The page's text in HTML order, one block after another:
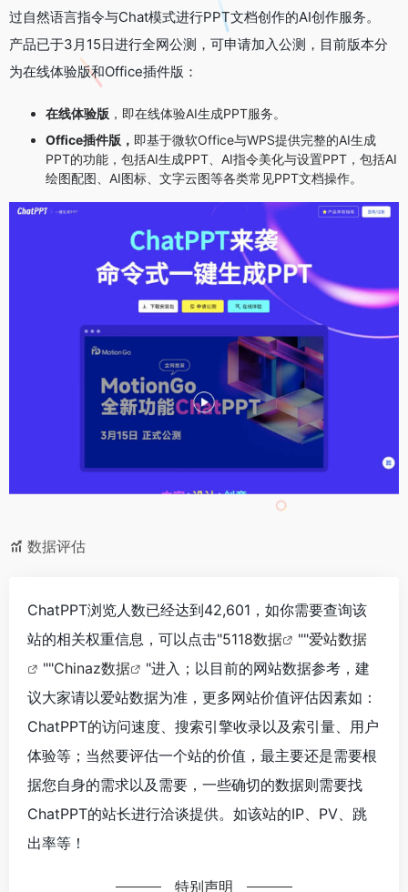
过自然语言指令与Chat模式进行PPT文档创作的AI创作服务。
产品已于3月15日进行全网公测，可申请加入公测，目前版本分
为在线体验版和Office插件版：
在线体验版 ，即在线体验AI生成PPT服务。
Office插件版， 即基于微软Office与WPS提供完整的AI生成
PPT的功能，包括AI生成PPT、AI指令美化与设置PPT，包括AI
绘图配图、AI图标、文字云图等各类常见PPT文档操作。
数据评估
ChatPPT浏览人数已经达到42,601，如你需要查询该
站的相关权重信息，可以点击"5118数据 ""爱站数据
""Chinaz数据
"进入；以目前的网站数据参考，建
议大家请以爱站数据为准，更多网站价值评估因素如：
ChatPPT的访问速度、搜索引擎收录以及索引量、用户
体验等；当然要评估一个站的价值，最主要还是需要根
据您自身的需求以及需要，一些确切的数据则需要找
ChatPPT的站长进行洽谈提供。如该站的IP、PV、跳
出率等！
特别声明